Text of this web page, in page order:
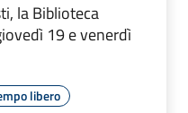
la Biblioteca
19 e venerdì
libero